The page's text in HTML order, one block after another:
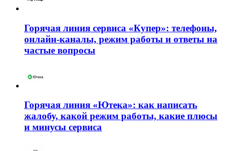
Горячая линия сервиса «Купер»: телефоны,
онлайн-каналы, режим работы и ответы на
частые вопросы
Горячая линия «Ютека»: как написать
жалобу, какой режим работы, какие плюсы
и минусы сервиса